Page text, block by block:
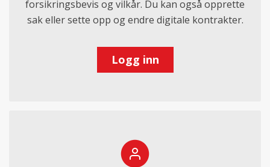
forsikringsbevis og vilkår. Du kan også opprette
sak eller sette opp og endre digitale kontrakter.
Logg inn